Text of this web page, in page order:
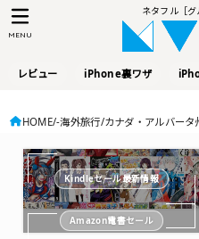
ネタフル［グ
レビュー iPhone裏ワザ
MENU
HOME -海外旅行 カナダ・アルバー
Kindleセール最新情報
Amazon電書セール